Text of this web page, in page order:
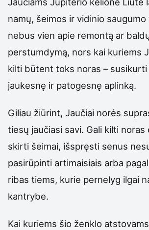
namų, šeimos ir vidinio saugumo
nebus vien apie remontą ar
perstumdymą, nors kai kuriems
kilti būtent toks noras – susikurti
jaukesnę ir patogesnę aplinką.
Giliau žiūrint, Jaučiai norės
tiesų jaučiasi savi. Gali kilti noras
skirti šeimai, išspręsti senus
pasirūpinti artimaisiais arba
ribas tiems, kurie pernelyg ilgai
kantrybe.
Kai kuriems šio ženklo